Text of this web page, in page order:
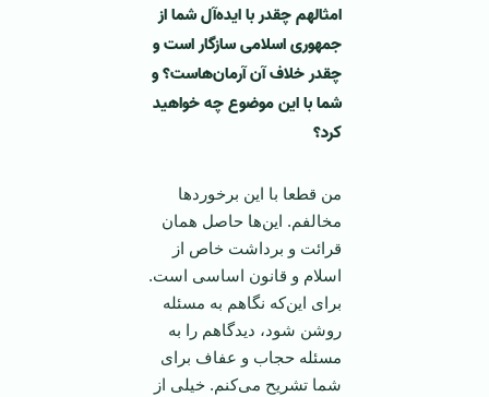
امثالهم چقدر با ایده‌آل شما از
جمهوری اسلامی سازگار است و
چقدر خلاف آن آرمان‌هاست؟ و
شما با این موضوع چه خواهید
کرد؟
من قطعا با این برخوردها
مخالفم. این‌ها حاصل همان
قرائت و برداشت خاص از
اسلام و قانون اساسی است.
برای این‌که نگاهم به مسئله
روشن شود، دیدگاهم را به
مسئله حجاب و عفاف برای
شما تشریح می‌کنم. خیلی از